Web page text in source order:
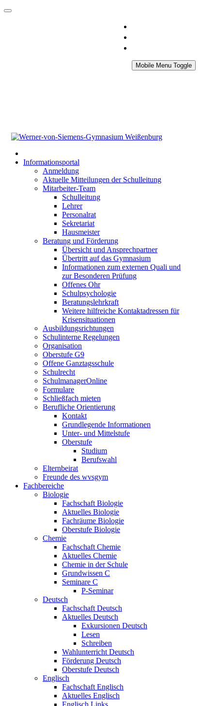
Mobile Menu Toggle
Informationsportal
Anmeldung
Aktuelle Mitteilungen der Schulleitung
Mitarbeiter-Team
Schulleitung
Lehrer
Personalrat
Sekretariat
Hausmeister
Beratung und Förderung
Übersicht und Ansprechpartner
Übertritt auf das Gymnasium
Informationen zum externen Quali und
zur Besonderen Prüfung
Offenes Ohr
Schulpsychologie
Beratungslehrkraft
Weitere hilfreiche Kontaktadressen für
Krisensituationen
Ausbildungsrichtungen
Schulinterne Regelungen
Organisation
Oberstufe G9
Offene Ganztagsschule
Schulrecht
SchulmanagerOnline
Formulare
Schließfach mieten
Berufliche Orientierung
Kontakt
Grundlegende Informationen
Unter- und Mittelstufe
Oberstufe
Studium
Berufswahl
Elternbeirat
Freunde des wvsgym
Fachbereiche
Biologie
Fachschaft Biologie
Aktuelles Biologie
Fachräume Biologie
Oberstufe Biologie
Chemie
Fachschaft Chemie
Aktuelles Chemie
Chemie in der Schule
Grundwissen C
Seminare C
P-Seminar
Deutsch
Fachschaft Deutsch
Aktuelles Deutsch
Exkursionen Deutsch
Lesen
Schreiben
Wahlunterricht Deutsch
Förderung Deutsch
Oberstufe Deutsch
Englisch
Fachschaft Englisch
Aktuelles Englisch
Englisch Links